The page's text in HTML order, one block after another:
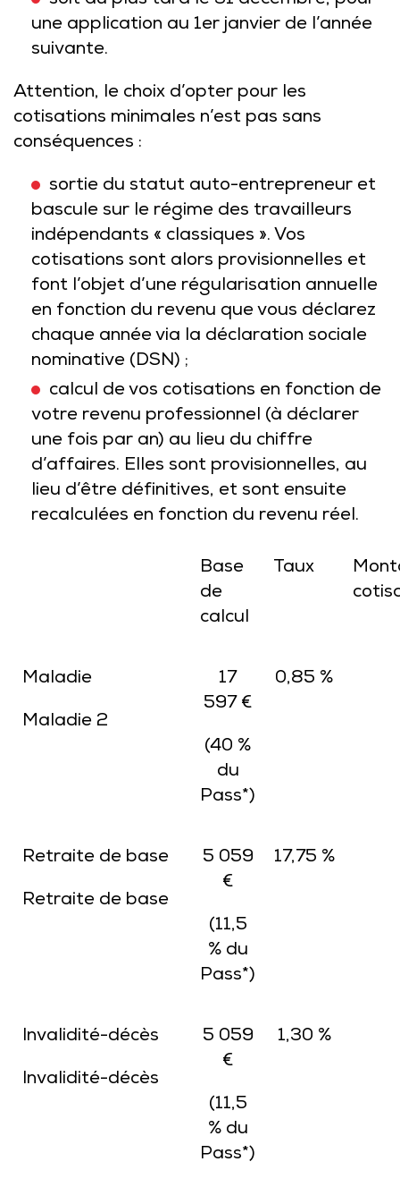
une application au 1er janvier de l’année
suivante.
Attention, le choix d’opter pour les
cotisations minimales n’est pas sans
conséquences :
sortie du statut auto-entrepreneur et
bascule sur le régime des travailleurs
indépendants « classiques ». Vos
cotisations sont alors provisionnelles et
font l’objet d’une régularisation annuelle
en fonction du revenu que vous déclarez
chaque année via la déclaration sociale
nominative (DSN) ;
calcul de vos cotisations en fonction de
votre revenu professionnel (à déclarer
une fois par an) au lieu du chiffre
d’affaires. Elles sont provisionnelles, au
lieu d’être définitives, et sont ensuite
recalculées en fonction du revenu réel.
Base
de
calcul
Taux
Maladie
Maladie 2
17
597 €
(40 %
du
Pass*)
0,85 %
Retraite de base
Retraite de base
5 059
€
(11,5
% du
Pass*)
17,75 %
Invalidité-décès
Invalidité-décès
5 059
€
(11,5
% du
Pass*)
1,30 %